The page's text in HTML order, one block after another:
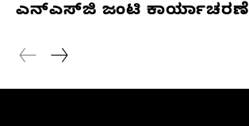
ಎನ್‌ಎಸ್‌ಜಿ ಜಂಟಿ ಕಾರ್ಯಾಚರಣೆ